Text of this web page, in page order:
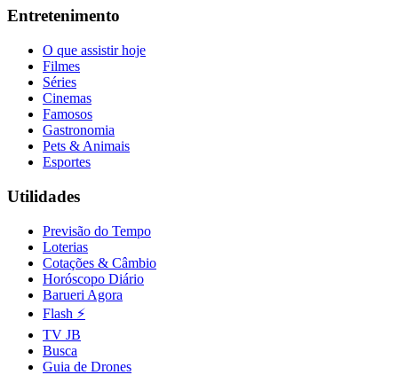
Entretenimento
O que assistir hoje
Filmes
Séries
Cinemas
Famosos
Gastronomia
Pets & Animais
Esportes
Utilidades
Previsão do Tempo
Loterias
Cotações & Câmbio
Horóscopo Diário
Barueri Agora
Flash ⚡
TV JB
Busca
Guia de Drones